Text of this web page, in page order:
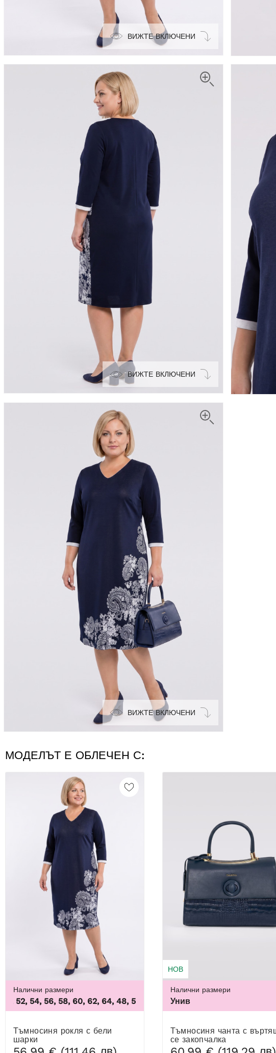
ВИЖТЕ ВКЛЮЧЕНИ
ВИЖТЕ ВКЛЮЧЕНИ
ВИЖТЕ ВКЛЮЧЕНИ
МОДЕЛЪТ Е ОБЛЕЧЕН С:
Налични размери
52, 54, 56, 58, 60, 62, 64 ,48, 50, 52, 54, 56, 58, 60, 62, 64
Тъмносиня рокля с бели
шарки
НОВ
Налични размери
Унив
Тъмносиня чанта с въртяща
се закопчалка